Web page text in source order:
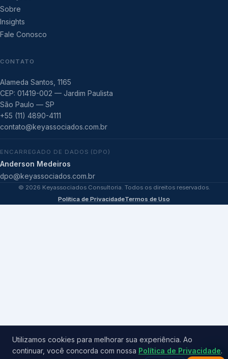
Sobre
Insights
Fale Conosco
CONTATO
Alameda Santos, 1165
CEP: 01419-002 — Jardim Paulista
São Paulo — SP
+55 (11) 4890-4111
contato@keyassociados.com.br
ENCARREGADO DE DADOS (DPO)
Anderson Medeiros
dpo@keyassociados.com.br
© 2026 Keyassociados Consultoria. Todos os direitos reservados.
Política de PrivacidadeTermos de Uso
Utilizamos cookies para melhorar sua experiência. Ao
continuar, você concorda com nossa Política de Privacidade.